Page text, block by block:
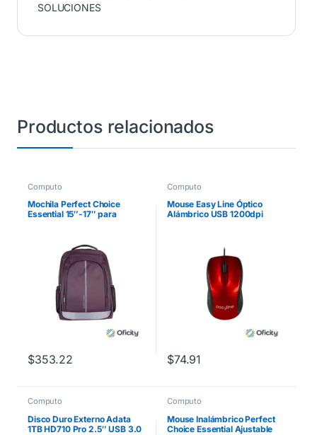
SOLUCIONES
Productos relacionados
Computo
Mochila Perfect Choice
Essential 15″-17″ para
$353.22
Computo
Mouse Easy Line Óptico
Alámbrico USB 1200dpi
$74.91
Computo
Disco Duro Externo Adata
1TB HD710 Pro 2.5″ USB 3.0
Computo
Mouse Inalámbrico Perfect
Choice Essential Ajustable